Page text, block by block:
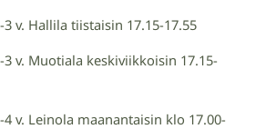
v. Hallila tiistaisin 17.15-17.55
v. Muotiala keskiviikkoisin 17.15-
v. Leinola maanantaisin klo 17.00-